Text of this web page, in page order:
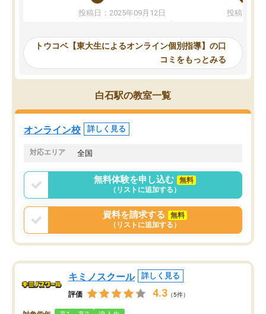
か、オプションは付帯するかなど選ぶ
事が出来ました。
ーティングを行い、その講師で良いか
見てから講師を決定する事ができま
す。
うちの子は、初回面談の講師の方で決
オンラインツールを使用した単語帳の
共有があり宿題もそちらで出される形
でした。
言う事で講師変更の申し出があり、あ
まりに短期での変更だった為、塾に通
う事にして退会しました。遅れも取り
戻せ、授業内容や講師の方は良かった
と思います。
投稿日：2025年09月12日
めれるので、個人に合
いなのがあり(有料)、受
ことをどんなスケジュー
くか相談したのですが、
ち期待したものではなく
くなってきたようなので
投稿日：
トウコベ【東大生によるオンライン個別指導】の口
コミをもっとみる
白石駅の教室一覧
オンライン校 詳しく見る
対応エリア 全国
無料体験を申し込む
無料
（リストに追加する）
資料を請求する
無料
（リストに追加する）
キミノスクール 詳しく見る
評価 4.3 （5件）